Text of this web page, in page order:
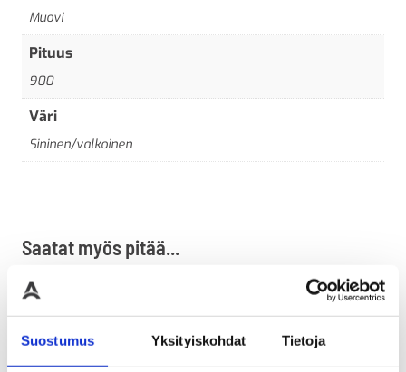
Suostumus Yksityiskohdat Tietoja
Muovi
Pituus
900
Väri
Sininen/valkoinen
Saatat myös pitää...